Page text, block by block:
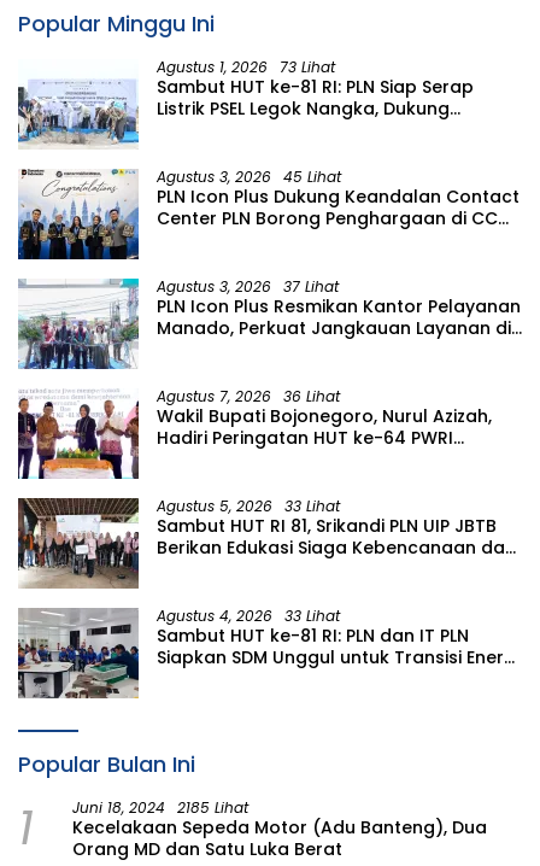
Popular Minggu Ini
Agustus 1, 2026 73 Lihat
Sambut HUT ke-81 RI: PLN Siap Serap
Listrik PSEL Legok Nangka, Dukung
Agustus 3, 2026 45 Lihat
PLN Icon Plus Dukung Keandalan Contact
Center PLN Borong Penghargaan di CCW
Agustus 3, 2026 37 Lihat
PLN Icon Plus Resmikan Kantor Pelayanan
Manado, Perkuat Jangkauan Layanan di
Agustus 7, 2026 36 Lihat
Wakil Bupati Bojonegoro, Nurul Azizah,
Hadiri Peringatan HUT ke-64 PWRI
Agustus 5, 2026 33 Lihat
Sambut HUT RI 81, Srikandi PLN UIP JBTB
Berikan Edukasi Siaga Kebencanaan dan
Simacan Banyuwangi
Agustus 4, 2026 33 Lihat
Sambut HUT ke-81 RI: PLN dan IT PLN
Siapkan SDM Unggul untuk Transisi Energi
Popular Bulan Ini
1 Juni 18, 2024 2185 Lihat
Kecelakaan Sepeda Motor (Adu Banteng), Dua
Orang MD dan Satu Luka Berat